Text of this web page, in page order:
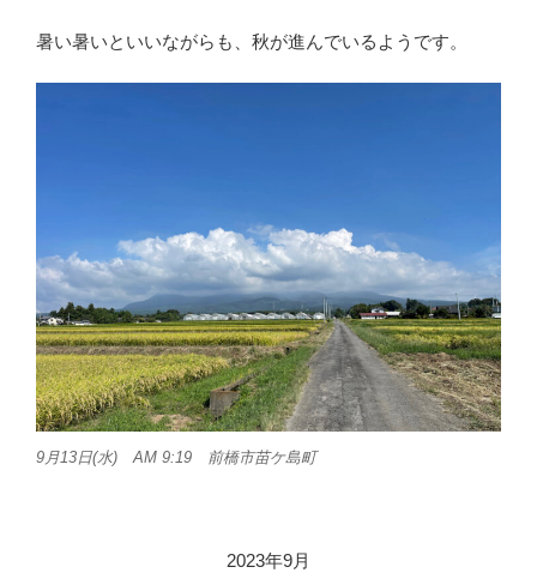
暑い暑いといいながらも、秋が進んでいるようです。
9月13日(水) AM 9:19 前橋市苗ケ島町
2023年9月